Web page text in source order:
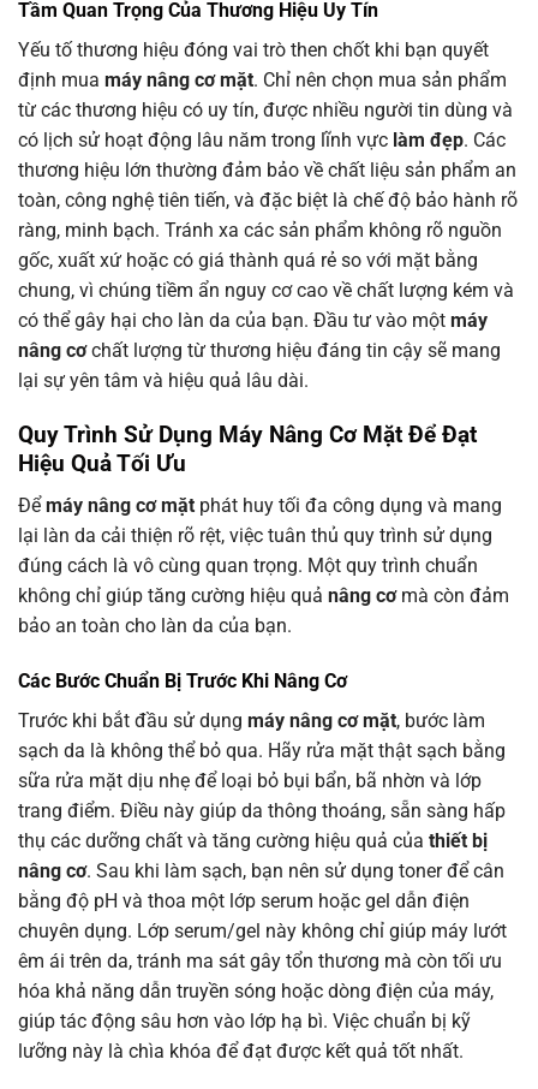
Tầm Quan Trọng Của Thương Hiệu Uy Tín
Yếu tố thương hiệu đóng vai trò then chốt khi bạn quyết
định mua máy nâng cơ mặt. Chỉ nên chọn mua sản phẩm
từ các thương hiệu có uy tín, được nhiều người tin dùng và
có lịch sử hoạt động lâu năm trong lĩnh vực làm đẹp. Các
thương hiệu lớn thường đảm bảo về chất liệu sản phẩm an
toàn, công nghệ tiên tiến, và đặc biệt là chế độ bảo hành rõ
ràng, minh bạch. Tránh xa các sản phẩm không rõ nguồn
gốc, xuất xứ hoặc có giá thành quá rẻ so với mặt bằng
chung, vì chúng tiềm ẩn nguy cơ cao về chất lượng kém và
có thể gây hại cho làn da của bạn. Đầu tư vào một máy
nâng cơchất lượng từ thương hiệu đáng tin cậy sẽ mang
lại sự yên tâm và hiệu quả lâu dài.
Quy Trình Sử Dụng Máy Nâng Cơ Mặt Để Đạt
Hiệu Quả Tối Ưu
Đểmáy nâng cơ mặt phát huy tối đa công dụng và mang
lại làn da cải thiện rõ rệt, việc tuân thủ quy trình sử dụng
đúng cách là vô cùng quan trọng. Một quy trình chuẩn
không chỉ giúp tăng cường hiệu quả nâng cơmà còn đảm
bảo an toàn cho làn da của bạn.
Các Bước Chuẩn Bị Trước Khi Nâng Cơ
Trước khi bắt đầu sử dụng máy nâng cơ mặt, bước làm
sạch da là không thể bỏ qua. Hãy rửa mặt thật sạch bằng
sữa rửa mặt dịu nhẹ để loại bỏ bụi bẩn, bã nhờn và lớp
trang điểm. Điều này giúp da thông thoáng, sẵn sàng hấp
thụ các dưỡng chất và tăng cường hiệu quả của thiết bị
nâng cơ. Sau khi làm sạch, bạn nên sử dụng toner để cân
bằng độ pH và thoa một lớp serum hoặc gel dẫn điện
chuyên dụng. Lớp serum/gel này không chỉ giúp máy lướt
êm ái trên da, tránh ma sát gây tổn thương mà còn tối ưu
hóa khả năng dẫn truyền sóng hoặc dòng điện của máy,
giúp tác động sâu hơn vào lớp hạ bì. Việc chuẩn bị kỹ
lưỡng này là chìa khóa để đạt được kết quả tốt nhất.